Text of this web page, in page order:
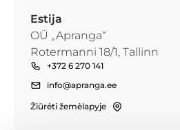
Estija
OÜ „Apranga“
Rotermanni 18/1, Tallinn
+372 6 270 141
info@apranga.ee
Žiūrėti žemėlapyje